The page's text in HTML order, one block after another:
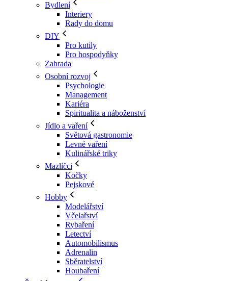
Bydlení
Interiery
Rady do domu
DIY
Pro kutily
Pro hospodyňky
Zahrada
Osobní rozvoj
Psychologie
Management
Kariéra
Spiritualita a náboženství
Jídlo a vaření
Světová gastronomie
Levné vaření
Kulinářské triky
Mazlíčci
Kočky
Pejskové
Hobby
Modelářství
Včelařství
Rybaření
Letectví
Automobilismus
Adrenalin
Sběratelství
Houbaření